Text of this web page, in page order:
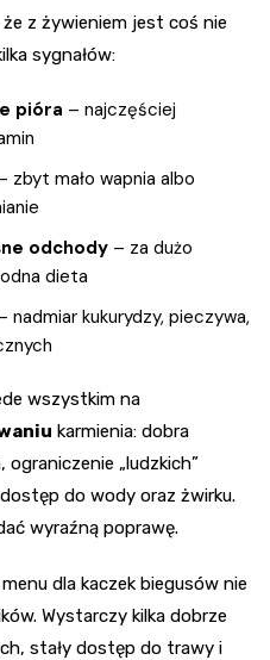
z żywieniem jest coś nie
sygnałów:
pióra – najczęściej
zbyt mało wapnia albo
odchody – za dużo
dieta
nadmiar kukurydzy, pieczywa,
wszystkim na
karmienia: dobra
„ludzkich”
do wody oraz żwirku.
wyraźną poprawę.
dla kaczek biegusów nie
Wystarczy kilka dobrze
stały dostęp do trawy i